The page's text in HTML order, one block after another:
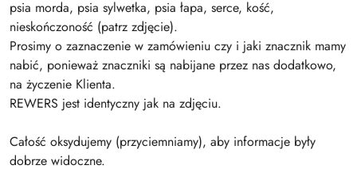
psia morda, psia sylwetka, psia łapa, serce, kość,
nieskończoność (patrz zdjęcie).
Prosimy o zaznaczenie w zamówieniu czy i jaki znacznik mamy
nabić, ponieważ znaczniki są nabijane przez nas dodatkowo,
na życzenie Klienta.
REWERS jest identyczny jak na zdjęciu.
Całość oksydujemy (przyciemniamy), aby informacje były
dobrze widoczne.